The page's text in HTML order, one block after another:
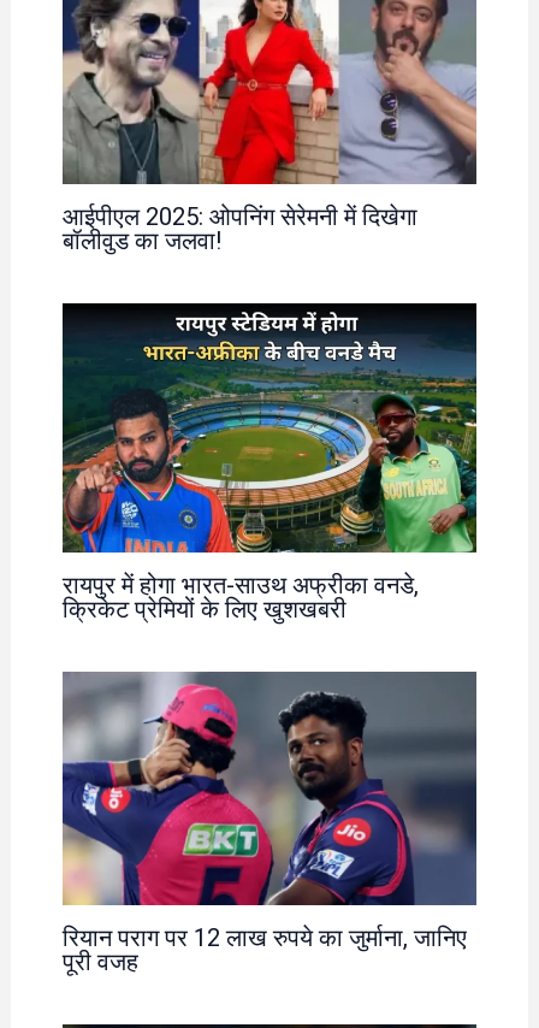
आईपीएल 2025: ओपनिंग सेरेमनी में दिखेगा
बॉलीवुड का जलवा!
रायपुर में होगा भारत-साउथ अफ्रीका वनडे,
क्रिकेट प्रेमियों के लिए खुशखबरी
रियान पराग पर 12 लाख रुपये का जुर्माना, जानिए
पूरी वजह